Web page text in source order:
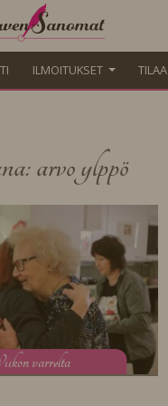
ILMOITUKSET
arvo ylppö
iikon varrelta